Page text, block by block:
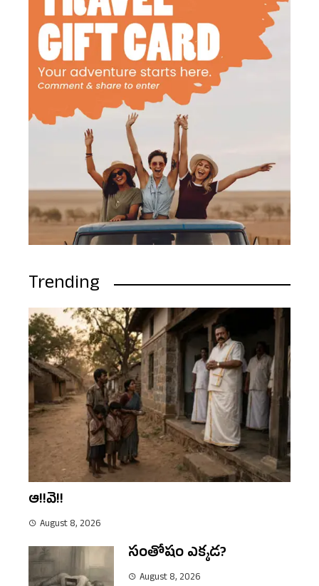
Trending
ఆ!!వె!!
August 8, 2026
సంతోషం ఎక్కడ?
August 8, 2026